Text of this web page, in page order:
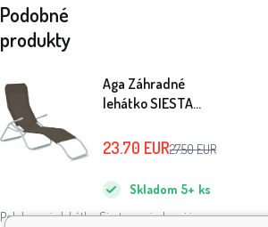
Podobné
produkty
Aga Záhradné
lehátko SIESTA
Polohovacie lehátko Siesta s opierkami je
Skladom 5+ ks
23.70 EUR27.50EUR